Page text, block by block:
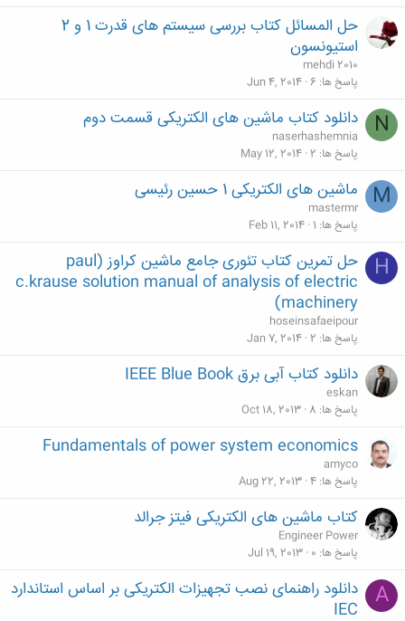
حل المسائل کتاب بررسی سیستم های قدرت 1 و 2
استیونسون
mehdi 2010
پاسخ ها 6
Jun 4, 2014
N دانلود کتاب ماشین های الکتریکی قسمت دوم
naserhashemnia
پاسخ ها 2
May 12, 2014
M ماشین های الکتریکی 1 حسین رئیسی
mastermr
پاسخ ها 1
Feb 11, 2014
H
حل تمرین کتاب تئوری جامع ماشین کراوز (paul
c.krause solution manual of analysis of electric
machinery)
hoseinsafaeipour
پاسخ ها 2
Jan 7, 2014
دانلود کتاب آبی برق IEEE Blue Book
eskan
پاسخ ها 8
Oct 18, 2013
Fundamentals of power system economics
amyco
پاسخ ها 4
Aug 22, 2013
کتاب ماشین های الکتریکی فیتز جرالد
Engineer Power
پاسخ ها 0
Jul 19, 2013
A
دانلود راهنمای نصب تجهیزات الکتریکی بر اساس استاندارد
IEC